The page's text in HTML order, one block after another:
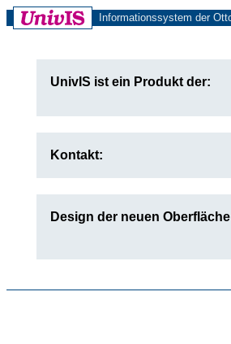
Informationssystem der
UnivIS ist ein Produkt der:
Kontakt:
Design der neuen